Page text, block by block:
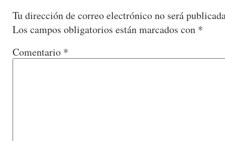
Tu dirección de correo electrónico no será
Los campos obligatorios están marcados con *
Comentario *